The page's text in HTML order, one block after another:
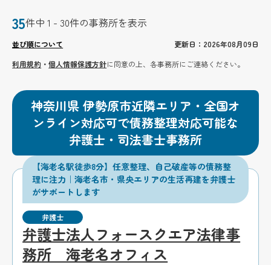
35件中 1 - 30件の事務所を表示
並び順について
更新日：2026年08月09日
利用規約 ・個人情報保護方針に同意の上、各事務所にご連絡ください。
神奈川県 伊勢原市近隣エリア・全国オ
ンライン対応可で債務整理対応可能な
弁護士・司法書士事務所
【海老名駅徒歩8分】任意整理、自己破産等の債務整
理に注力｜海老名市・県央エリアの生活再建を弁護士
がサポートします
弁護士
弁護士法人フォースクエア法律事
務所 海老名オフィス